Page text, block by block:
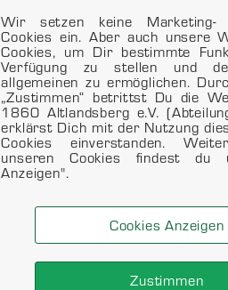
Wir setzen keine Marketing-
Cookies ein. Aber auch unsere
Cookies, um Dir bestimmte
Verfügung zu stellen und
allgemeinen zu ermöglichen.
„Zustimmen“ betrittst Du die
1860 Altlandsberg e.V.
erklärst Dich mit der Nutzung
Cookies einverstanden.
unseren Cookies findest du
Anzeigen".
Cookies Anzeigen
Zustimmen